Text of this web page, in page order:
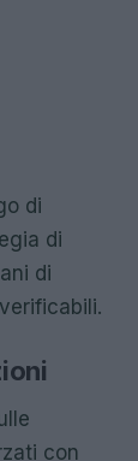
di
di
di
con